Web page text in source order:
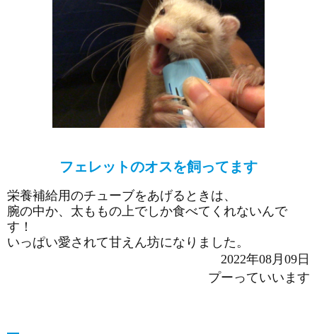
フェレットのオスを飼ってます
栄養補給用のチューブをあげるときは、
腕の中か、太ももの上でしか食べてくれないんで
す！
いっぱい愛されて甘えん坊になりました。
2022年08月09日
プーっていいます